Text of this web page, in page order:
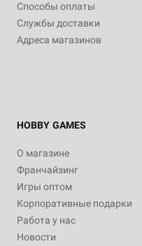
Способы оплаты
Службы доставки
Адреса магазинов
HOBBY GAMES
О магазине
Франчайзинг
Игры оптом
Корпоративные подарки
Работа у нас
Новости